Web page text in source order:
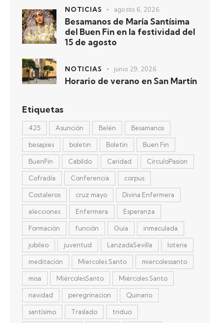
NOTICIAS agosto 6, 2026
Besamanos de María Santísima
del Buen Fin en la festividad del
15 de agosto
NOTICIAS junio 29, 2026
Horario de verano en San Martín
Etiquetas
425 Asunción Belén Besamanos
besapies boletin Boletín Buen Fin
BuenFin Cabildo Caridad CirculoPasion
Cofradía Conferencia corpus
Costaleros cruz mayo Divina Enfermera
elecciones Enfermera Esperanza
Formación función Guía inmaculada
jubileo juventud LanzadaSevilla loteria
meditación Miercoles Santo miercolessanto
misa MiércolesSanto Miércoles Santo
navidad peregrinacion Quinario
santísimo Traslado triduo